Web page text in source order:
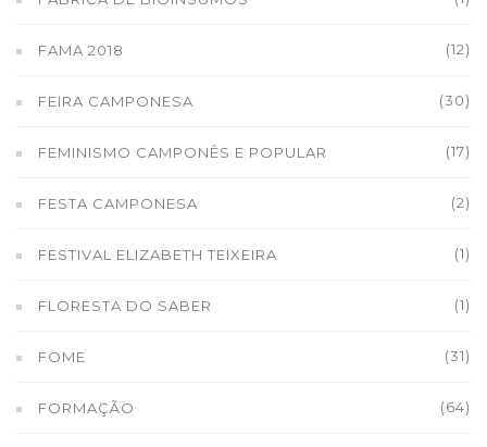
FAMA 2018 (12)
FEIRA CAMPONESA (30)
FEMINISMO CAMPONÊS E POPULAR (17)
FESTA CAMPONESA (2)
FESTIVAL ELIZABETH TEIXEIRA (1)
FLORESTA DO SABER (1)
FOME (31)
FORMAÇÃO (64)